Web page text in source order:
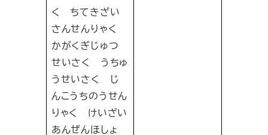
く ちてきざい
さんせんりゃく
かがくぎじゅつ
せいさく うちゅ
うせいさく じ
んこうちのうせん
りゃく けいざい
あんぜんほしょ